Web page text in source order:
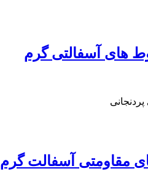
های آسفالتی گرم
مقاومتی آسفالت گرم